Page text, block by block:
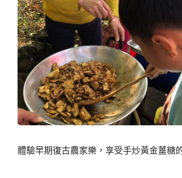
體驗早期復古農家樂，享受手炒黃金薑糖